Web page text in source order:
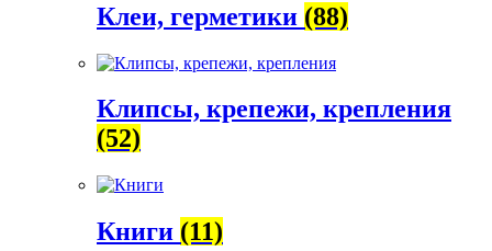
Клеи, герметики (88)
Клипсы, крепежи, крепления
(52)
Книги (11)